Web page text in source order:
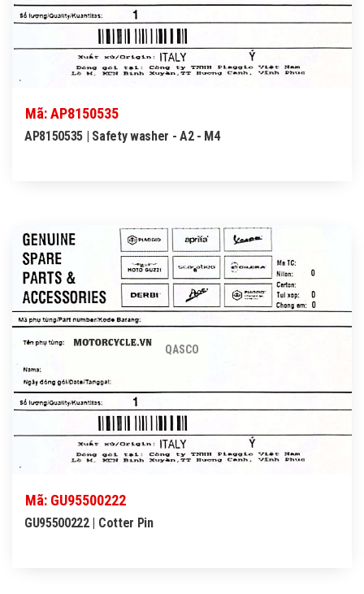
Mã: AP8150535
AP8150535 | Safety washer - A2 - M4
QASCO
Mã: GU95500222
GU95500222 | Cotter Pin